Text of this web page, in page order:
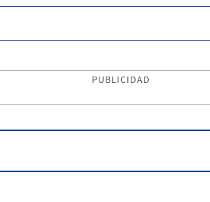
PUBLICIDAD